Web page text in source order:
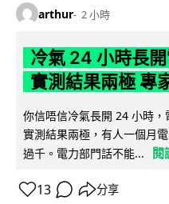
arthur 2 小時
冷氣 24 小時長
實測結果兩極 專
你信唔信冷氣長開 24 小時
實測結果兩極，有人一個月
過千。電力部門話不能...
閱
13 分享